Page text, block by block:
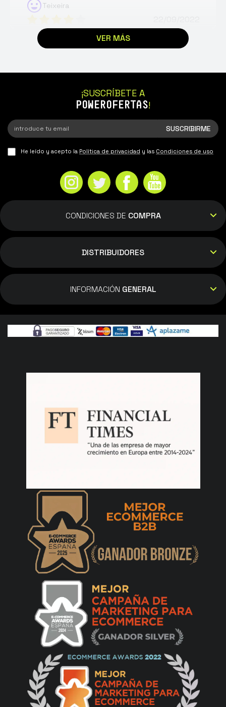
Teixeira
Pedido 1011417. Pulsera muy resistente y de
gran calidad a un precio muy asequible.
Pulsera de muy buena calidad, super cómoda
comprar 😉 .
Cristina
29/06/2022
Buena calidad Buen precio Entrega rápida
Resistente
Hélder Goncalves
rápido. Buen servicio.
David Almeida
05/03/2021
Servicio de 5 estrellas, producto recibido en
menos de 24 horas. El producto es de
excelente calidad y corresponde
exactamente a la descripción. el cierre de la
pulsera, fácil de poner, es excelente. ¡lo
recomiendo!
Nuno Neto
05/03/2021
VER MÁS
¡SUSCRÍBETE A
POWEROFERTAS!
He leído y acepto la Política de privacidad y las Condiciones de uso
CONDICIONES DE COMPRA
DISTRIBUIDORES
INFORMACIÓN GENERAL